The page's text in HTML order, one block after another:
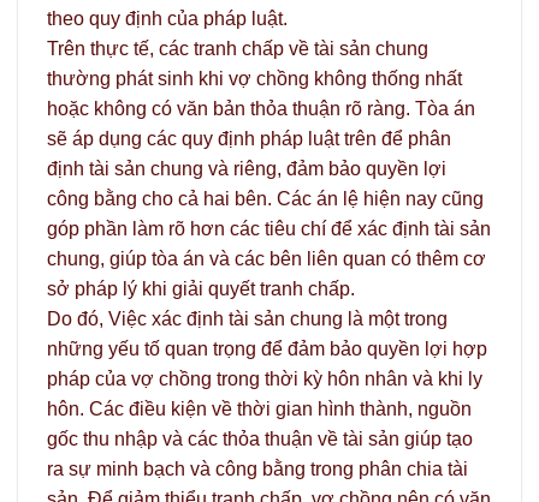
theo quy định của pháp luật.
Trên thực tế, các tranh chấp về tài sản chung
thường phát sinh khi vợ chồng không thống nhất
hoặc không có văn bản thỏa thuận rõ ràng. Tòa án
sẽ áp dụng các quy định pháp luật trên để phân
định tài sản chung và riêng, đảm bảo quyền lợi
công bằng cho cả hai bên. Các án lệ hiện nay cũng
góp phần làm rõ hơn các tiêu chí để xác định tài sản
chung, giúp tòa án và các bên liên quan có thêm cơ
sở pháp lý khi giải quyết tranh chấp.
Do đó, Việc xác định tài sản chung là một trong
những yếu tố quan trọng để đảm bảo quyền lợi hợp
pháp của vợ chồng trong thời kỳ hôn nhân và khi ly
hôn. Các điều kiện về thời gian hình thành, nguồn
gốc thu nhập và các thỏa thuận về tài sản giúp tạo
ra sự minh bạch và công bằng trong phân chia tài